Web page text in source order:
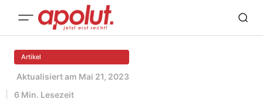
Artikel
Aktualisiert am Mai 21, 2023
6 Min. Lesezeit